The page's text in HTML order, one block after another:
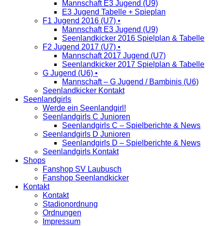
Mannschaft E3 Jugend (U9)
E3 Jugend Tabelle + Spieplan
F1 Jugend 2016 (U7) •
Mannschaft E3 Jugend (U9)
Seenlandkicker 2016 Spielplan & Tabelle
F2 Jugend 2017 (U7) •
Mannschaft 2017 Jugend (U7)
Seenlandkicker 2017 Spielplan & Tabelle
G Jugend (U6) •
Mannschaft – G Jugend / Bambinis (U6)
Seenlandkicker Kontakt
Seenlandgirls
Werde ein Seenlandgirl!
Seenlandgirls C Junioren
Seenlandgirls C – Spielberichte & News
Seenlandgirls D Junioren
Seenlandgirls D – Spielberichte & News
Seenlandgirls Kontakt
Shops
Fanshop SV Laubusch
Fanshop Seenlandkicker
Kontakt
Kontakt
Stadionordnung
Ordnungen
Impressum